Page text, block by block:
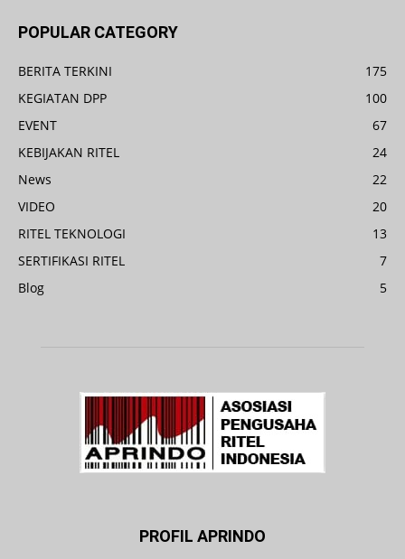
POPULAR CATEGORY
BERITA TERKINI
175
KEGIATAN DPP
100
EVENT
67
KEBIJAKAN RITEL
24
News
22
VIDEO
20
RITEL TEKNOLOGI
13
SERTIFIKASI RITEL
7
Blog
5
PROFIL APRINDO